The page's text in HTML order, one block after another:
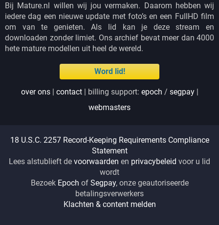
Bij Mature.nl willen wij jou vermaken. Daarom hebben wij
iedere dag een nieuwe update met foto’s en een FullHD film
om van te genieten. Als lid kan je deze stream en
downloaden zonder limiet. Ons archief bevat meer dan 4000
hete mature modellen uit heel de wereld.
Word lid!
over ons| contact| billing support: epoch / segpay|
webmasters
18 U.S.C. 2257 Record-Keeping Requirements Compliance
Statement
Lees alstublieft de voorwaarden en privacybeleid voor u lid
wordt
Bezoek Epoch of Segpay, onze geautoriseerde
betalingsverwerkers
Klachten & content melden